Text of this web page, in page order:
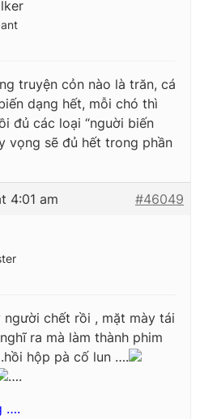
truyện cỏn nào là trăn, cá
dạng hết, mỗi chó thì
đủ các loại “nguời biến
vọng sẽ đủ hết trong phần
4:01 am #46049
người chết rồi , mặt mày tái
ra mà làm thành phim
hộp pà cố lun ….
….
….